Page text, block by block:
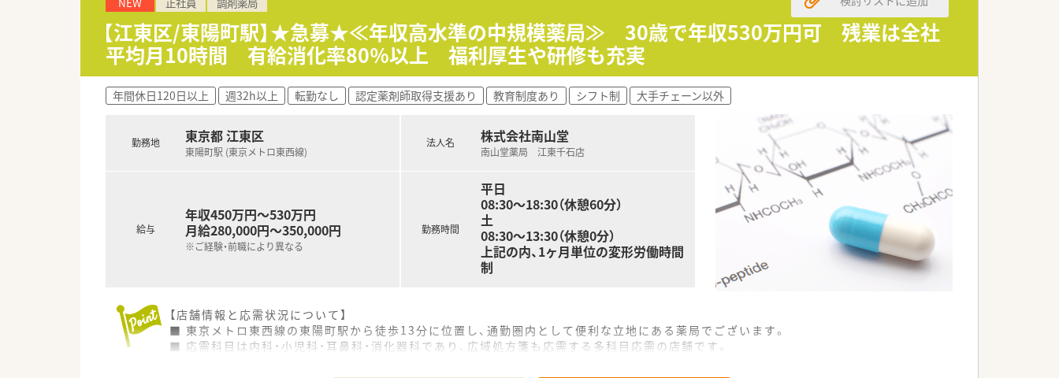
■頑張りや経験がしっかりと給与に反映される評価制度があり、前年度比で3.6％の昇給実績もあります。
【こんな方が活躍中】
■病院での勤務経験を活かしながら、調剤薬局という新しいフィールドで地域医療に貢献したいと考える方が多数活躍しています。
■薬局運営のノウハウを実践的に学び、将来のキャリアアップや自身の独立を目指す成長意欲の高い方が力を発揮しています。
■在宅医療の分野で専門知識を深め、患者様と直接関わりながら質の高いサービスを提供したいと考える方が活躍している環境です。
■年間休日が豊富に確保された環境で、仕事とプライベートのバランスを保ちながら長期的に無理なく働き続けたい方に最適です。
■駅徒歩1分という好立地の職場で、天候や季節の変化に左右されることなく快適に毎日の通勤を継続したい方に非常におすすめです。
■在宅訪問や他職種との連携を通じて、地域に根ざした貢献度の高い薬剤師業務に挑戦してみたいという意欲を持つ方におすすめです。
【江東区/東陽町駅】★急募★≪年収高水準の中規模薬局≫ 30歳で年収530万円可 残業は全社
平均月10時間 有給消化率80％以上 福利厚生や研修も充実
年間休日120日以上 週32h以上 転勤なし 認定薬剤師取得支援あり 教育制度あり シフト制 大手チェーン以外
勤務地 東京都 江東区
東陽町駅 (東京メトロ東西線)
給与
年収450万円～530万円
月給280,000円～350,000円
※ご経験・前職により異なる
法人名 株式会社南山堂
南山堂薬局 江東千石店
勤務時間
平日
08:30～18:30（休憩60分）
土
08:30～13:30（休憩0分）
上記の内、1ヶ月単位の変形労働時間
制
【店舗情報と応需状況について】
■ 東京メトロ東西線の東陽町駅から徒歩13分に位置し、通勤圏内として便利な立地にある薬局でございます。
■ 応需科目は内科・小児科・耳鼻科・消化器科であり、広域処方箋も応需する多科目応需の店舗です。